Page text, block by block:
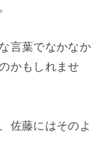
言葉でなかなか
かもしれませ
佐藤にはそのよ